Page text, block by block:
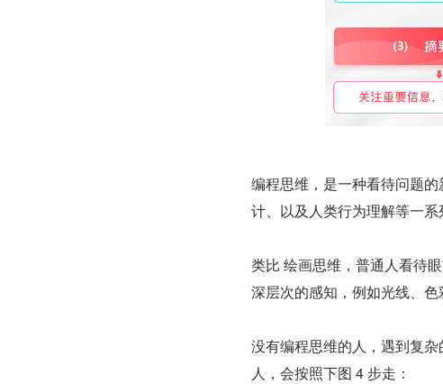
编程思维，是一种看待问题
计、以及人类行为理解等一系
类比 绘画思维，普通人看待
深层次的感知，例如光线、色
没有编程思维的人，遇到复
人，会按照下图 4 步走：